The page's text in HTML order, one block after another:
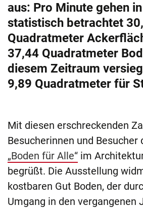
aus: Pro Minute gehen
statistisch betrachtet
Quadratmeter
37,44 Quadratmeter
diesem Zeitraum
9,89 Quadratmeter für
Mit diesen erschreckenden
Besucherinnen und Besucher
„Boden für Alle“ im
begrüßt. Die Ausstellung
kostbaren Gut Boden, der
Umgang in den vergangenen